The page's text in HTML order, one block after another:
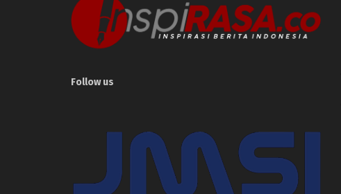
Follow us